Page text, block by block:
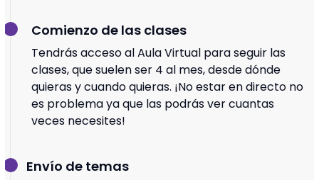
Comienzo de las clases
Tendrás acceso al Aula Virtual para seguir las
clases, que suelen ser 4 al mes, desde dónde
quieras y cuando quieras. ¡No estar en directo no
es problema ya que las podrás ver cuantas
veces necesites!
Envío de temas